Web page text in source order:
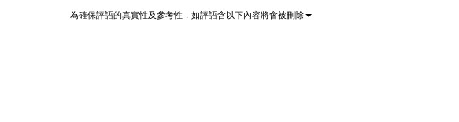
為確保評語的真實性及參考性，如評語含以下內容將會被刪除